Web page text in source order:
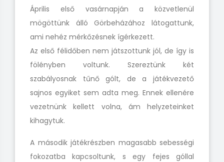
Április első vasárnapján a közvetlenül
mögöttünk álló Görbeházához látogattunk,
ami nehéz mérkőzésnek ígérkezett.
Az első félidőben nem játszottunk jól, de így is
fölényben voltunk. Szereztünk két
szabályosnak tűnő gólt, de a játékvezető
sajnos egyiket sem adta meg. Ennek ellenére
vezetnünk kellett volna, ám helyzeteinket
kihagytuk.
A második játékrészben magasabb sebességi
fokozatba kapcsoltunk, s egy fejes góllal